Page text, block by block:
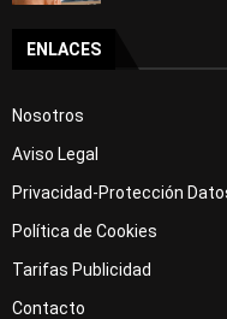
ENLACES
Nosotros
Aviso Legal
Privacidad-Protección
Política de Cookies
Tarifas Publicidad
Contacto